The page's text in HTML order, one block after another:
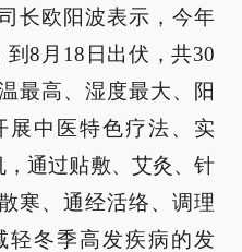
长欧阳波表示，今年
8月18日出伏，共30
最高、湿度最大、阳
展中医特色疗法、实
，通过贴敷、艾灸、针
寒、通经活络、调理
轻冬季高发疾病的发